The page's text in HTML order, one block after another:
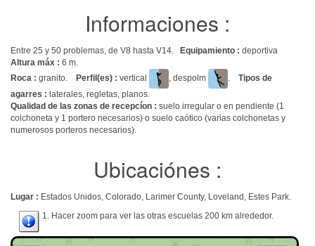
Informaciones :
Entre 25 y 50 problemas, de V8 hasta V14. Equipamiento : deportiva
Altura máx : 6 m.
Roca : granito. Perfil(es) : vertical , despolm . Tipos de
agarres : laterales, regletas, planos.
Qualidad de las zonas de recepcíon : suelo irregular o en pendiente (1
colchoneta y 1 portero necesarios) o suelo caótico (varias colchonetas y
numerosos porteros necesarios).
Ubicaciónes :
Lugar : Estados Unidos, Colorado, Larimer County, Loveland, Estes Park.
1. Hacer zoom para ver las otras escuelas 200 km alrededor.